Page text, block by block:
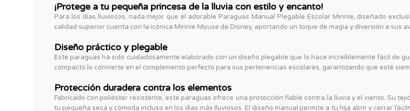
¡Protege a tu pequeña princesa de la lluvia con estilo y encanto!
Para los días lluviosos, nada mejor que el adorable Paraguas Manual Plegable Escolar Minnie, diseñado
calidad superior cuenta con la icónica Minnie Mouse de Disney, aportando un toque de magia y diversión a sus
Diseño práctico y plegable
Este paraguas ha sido cuidadosamente elaborado con un diseño plegable que lo hace increíblemente fácil de
compacto lo convierte en el complemento perfecto para sus pertenencias escolares, garantizando que esté
Protección duradera contra los elementos
Fabricado con poliéster resistente, este paraguas ofrece una protección fiable contra la lluvia y el viento. Su
tu pequeña seca y cómoda incluso en los días más lluviosos. El diseño manual permite a tu hija abrir y cerrar